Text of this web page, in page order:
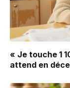
« Je touche 1
attend en